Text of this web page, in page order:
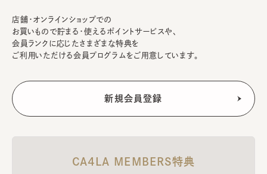
店舗・オンラインショップでの
お買いもので貯まる・使えるポイントサービスや、
会員ランクに応じたさまざまな特典を
ご利用いただける会員プログラムをご用意しています。
CA4LA MEMBERS特典